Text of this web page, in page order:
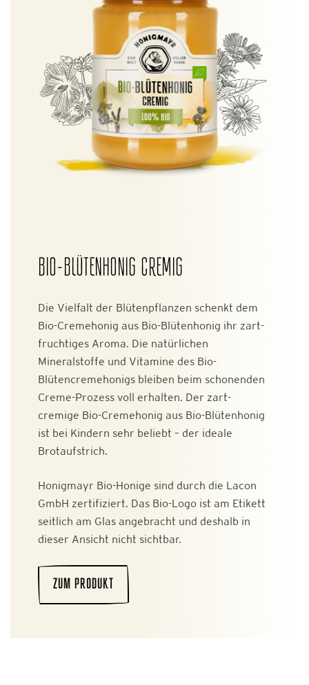
BIO-BLÜTENHONIG CREMIG
Die Vielfalt der Blütenpflanzen schenkt dem
Bio-Cremehonig aus Bio-Blütenhonig ihr zart-
fruchtiges Aroma. Die natürlichen
Mineralstoffe und Vitamine des Bio-
Blütencremehonigs bleiben beim schonenden
Creme-Prozess voll erhalten. Der zart-
cremige Bio-Cremehonig aus Bio-Blütenhonig
ist bei Kindern sehr beliebt – der ideale
Brotaufstrich.
Honigmayr Bio-Honige sind durch die Lacon
GmbH zertifiziert. Das Bio-Logo ist am Etikett
seitlich am Glas angebracht und deshalb in
dieser Ansicht nicht sichtbar.
ZUM PRODUKT